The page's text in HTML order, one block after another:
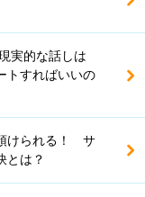
実的な話しは
トすればいいの
けられる！ サ
とは？